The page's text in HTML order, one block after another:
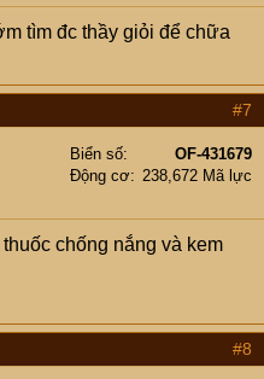
tìm đc thầy giỏi để chữa
#7
Biển số
OF-431679
Động cơ
238,672 Mã lực
chống nắng và kem
#8